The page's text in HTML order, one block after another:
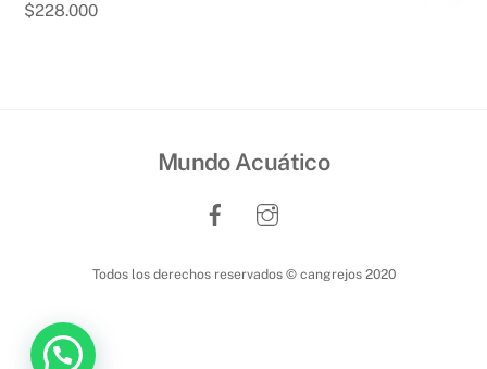
$228.000
Mundo Acuático
Todos los derechos reservados © cangrejos 2020